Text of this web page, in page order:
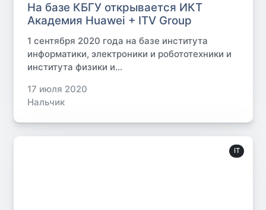
На базе КБГУ открывается ИКТ
Академия Huawei + ITV Group
1 сентября 2020 года на базе института
информатики, электроники и робототехники и
института физики и...
17 июля 2020
Нальчик
IT